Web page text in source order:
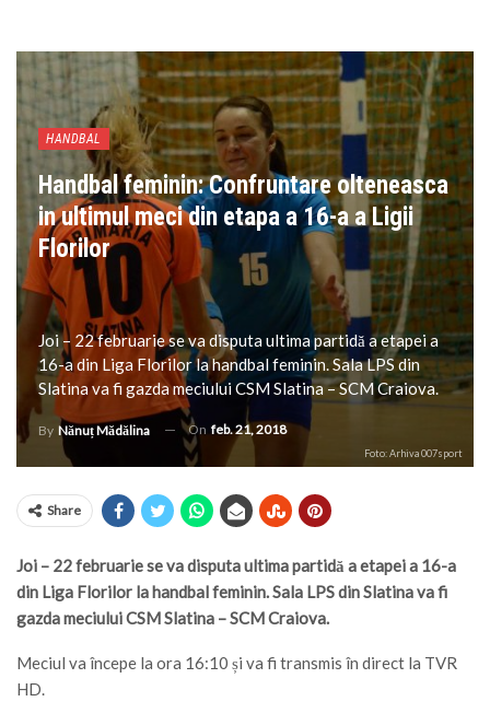
HANDBAL
Handbal feminin: Confruntare olteneasca
in ultimul meci din etapa a 16-a a Ligii
Florilor
Joi – 22 februarie se va disputa ultima partidă a etapei a
16-a din Liga Florilor la handbal feminin. Sala LPS din
Slatina va fi gazda meciului CSM Slatina – SCM Craiova.
By Nănuț Mădălina On feb. 21, 2018
Foto: Arhiva 007sport
Share
Joi – 22 februarie se va disputa ultima partidă a etapei a 16-a
din Liga Florilor la handbal feminin. Sala LPS din Slatina va fi
gazda meciului CSM Slatina – SCM Craiova.
Meciul va începe la ora 16:10 și va fi transmis în direct la TVR
HD.